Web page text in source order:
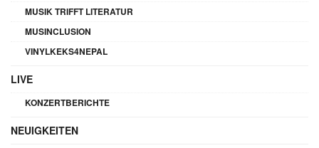
MUSIK TRIFFT LITERATUR
MUSINCLUSION
VINYLKEKS4NEPAL
LIVE
KONZERTBERICHTE
NEUIGKEITEN